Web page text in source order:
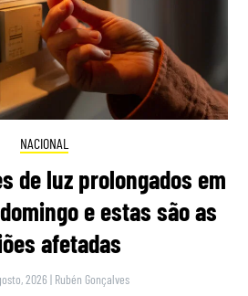
NACIONAL
de luz prolongados em
e estas são as
afetadas
2026 | Rubén Gonçalves